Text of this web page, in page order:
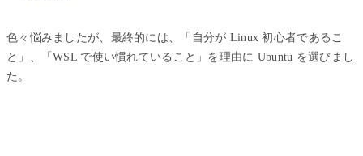
色々悩みましたが、最終的には、「自分が Linux 初心者であるこ
と」、「WSL で使い慣れていること」を理由に Ubuntu を選びまし
た。